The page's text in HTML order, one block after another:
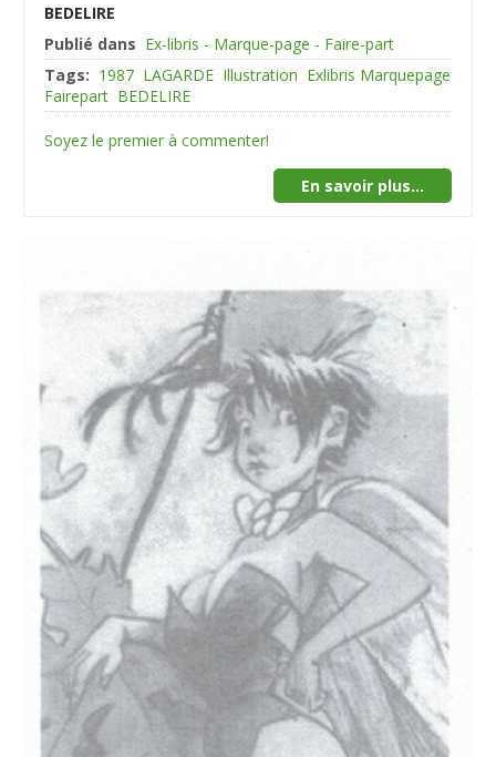
BEDELIRE
Publié dans Ex-libris - Marque-page - Faire-part
Tags: 1987 LAGARDE Illustration Exlibris Marquepage
Fairepart BEDELIRE
Soyez le premier à commenter!
En savoir plus...